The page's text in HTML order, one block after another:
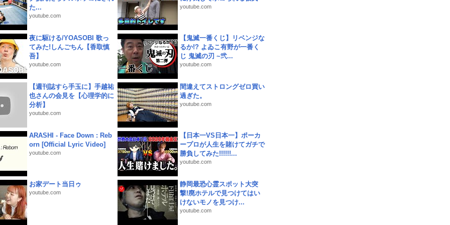
た...
youtube.com
youtube.com
夜に駆ける/YOASOBI 歌っ
てみた!しんごちん【香取慎
吾】
youtube.com
【鬼滅一番くじ】リベンジな
るか!? よゐこ有野が一番く
じ 鬼滅の刃 ~弐...
youtube.com
【週刊誌すら手玉に】手越祐
也さんの会見を【心理学的に
分析】
youtube.com
間違えてストロングゼロ買い
過ぎた。
youtube.com
ARASHI - Face Down : Reb
orn [Official Lyric Video]
youtube.com
【日本一VS日本一】ポーカ
ープロが人生を賭けてガチで
勝負してみた!!!!!!...
youtube.com
お家デート当日ゥ
youtube.com
静岡最恐心霊スポット大突
撃!廃ホテルで見つけてはい
けないモノを見つけ...
youtube.com